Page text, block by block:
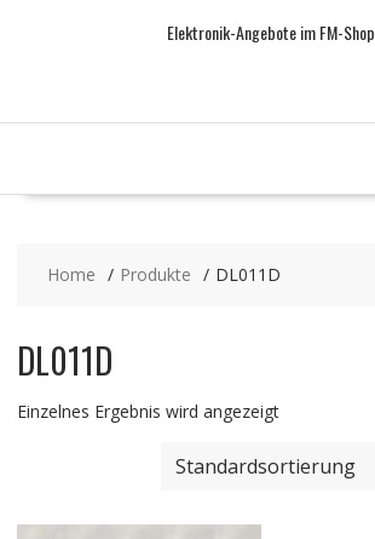
Elektronik-Angebote im FM-Shop
Home Produkte DL011D
DL011D
Einzelnes Ergebnis wird angezeigt